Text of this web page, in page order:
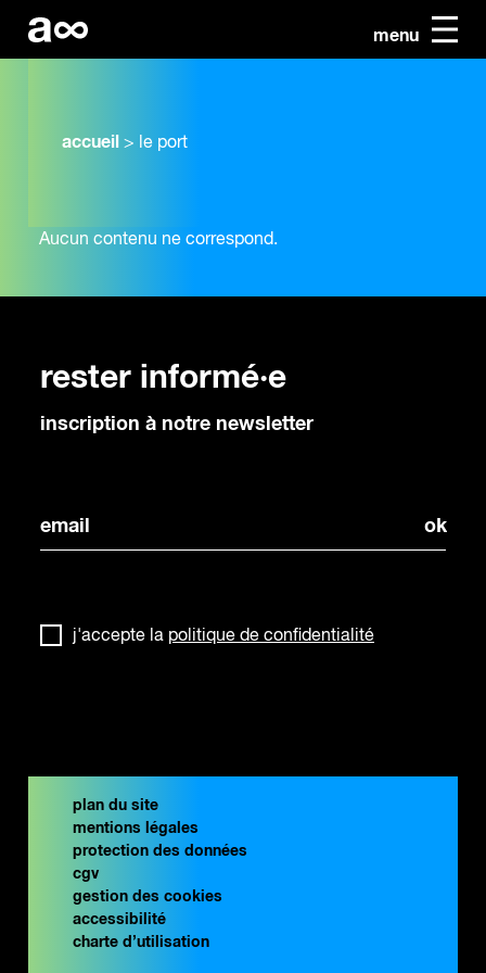
menu
accueil > le port
Aucun contenu ne correspond.
rester informé·e
inscription à notre newsletter
j'accepte la politique de confidentialité
plan du site
mentions légales
protection des données
cgv
gestion des cookies
accessibilité
charte d’utilisation